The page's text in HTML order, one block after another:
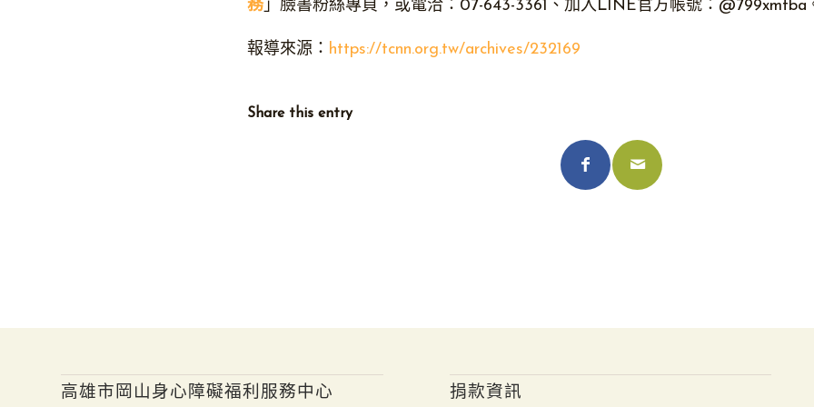
務」臉書粉絲專頁，或電洽：07-643-3361、加入LINE官方帳號：@799xmfba
報導來源： https://tcnn.org.tw/archives/232169
Share this entry
高雄市岡山身心障礙福利服務中心 捐款資訊